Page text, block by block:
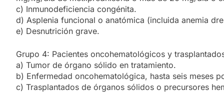
c) Inmunodeficiencia congénita.
d) Asplenia funcional o anatómica (incluida anemia
e) Desnutrición grave.
Grupo 4: Pacientes oncohematológicos y
a) Tumor de órgano sólido en tratamiento.
b) Enfermedad oncohematológica, hasta seis meses
c) Trasplantados de órganos sólidos o precursores